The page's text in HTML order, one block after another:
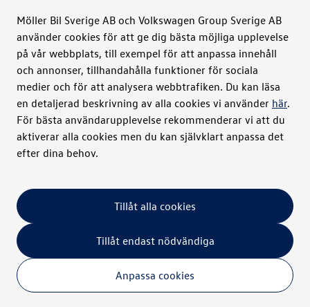
Möller Bil Sverige AB och Volkswagen Group Sverige AB
använder cookies för att ge dig bästa möjliga upplevelse
på vår webbplats, till exempel för att anpassa innehåll
och annonser, tillhandahålla funktioner för sociala
medier och för att analysera webbtrafiken. Du kan läsa
en detaljerad beskrivning av alla cookies vi använder här.
För bästa användarupplevelse rekommenderar vi att du
aktiverar alla cookies men du kan självklart anpassa det
efter dina behov.
Tillåt alla cookies
Tillåt endast nödvändiga
Anpassa cookies
Möller Bil Sverige
Kontakt
Bilar
Juridiskt